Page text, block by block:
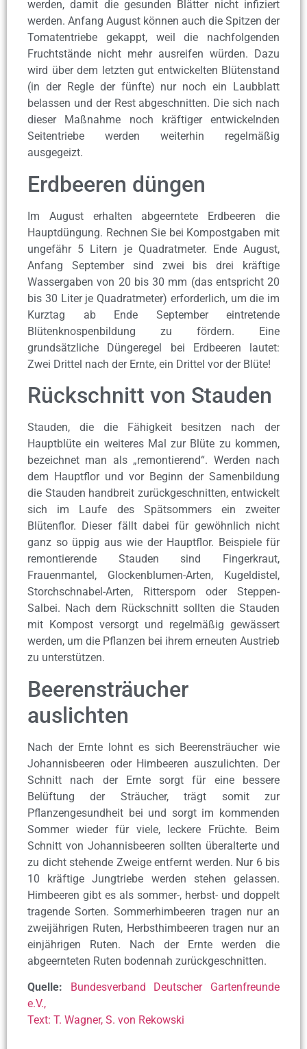
werden, damit die gesunden Blätter nicht infiziert
werden. Anfang August können auch die Spitzen der
Tomatentriebe gekappt, weil die nachfolgenden
Fruchtstände nicht mehr ausreifen würden. Dazu
wird über dem letzten gut entwickelten Blütenstand
(in der Regle der fünfte) nur noch ein Laubblatt
belassen und der Rest abgeschnitten. Die sich nach
dieser Maßnahme noch kräftiger entwickelnden
Seitentriebe werden weiterhin regelmäßig
ausgegeizt.
Erdbeeren düngen
Im August erhalten abgeerntete Erdbeeren die
Hauptdüngung. Rechnen Sie bei Kompostgaben mit
ungefähr 5 Litern je Quadratmeter. Ende August,
Anfang September sind zwei bis drei kräftige
Wassergaben von 20 bis 30 mm (das entspricht 20
bis 30 Liter je Quadratmeter) erforderlich, um die im
Kurztag ab Ende September eintretende
Blütenknospenbildung zu fördern. Eine
grundsätzliche Düngeregel bei Erdbeeren lautet:
Zwei Drittel nach der Ernte, ein Drittel vor der Blüte!
Rückschnitt von Stauden
Stauden, die die Fähigkeit besitzen nach der
Hauptblüte ein weiteres Mal zur Blüte zu kommen,
bezeichnet man als „remontierend“. Werden nach
dem Hauptflor und vor Beginn der Samenbildung
die Stauden handbreit zurückgeschnitten, entwickelt
sich im Laufe des Spätsommers ein zweiter
Blütenflor. Dieser fällt dabei für gewöhnlich nicht
ganz so üppig aus wie der Hauptflor. Beispiele für
remontierende Stauden sind Fingerkraut,
Frauenmantel, Glockenblumen-Arten, Kugeldistel,
Storchschnabel-Arten, Rittersporn oder Steppen-
Salbei. Nach dem Rückschnitt sollten die Stauden
mit Kompost versorgt und regelmäßig gewässert
werden, um die Pflanzen bei ihrem erneuten Austrieb
zu unterstützen.
Beerensträucher
auslichten
Nach der Ernte lohnt es sich Beerensträucher wie
Johannisbeeren oder Himbeeren auszulichten. Der
Schnitt nach der Ernte sorgt für eine bessere
Belüftung der Sträucher, trägt somit zur
Pflanzengesundheit bei und sorgt im kommenden
Sommer wieder für viele, leckere Früchte. Beim
Schnitt von Johannisbeeren sollten überalterte und
zu dicht stehende Zweige entfernt werden. Nur 6 bis
10 kräftige Jungtriebe werden stehen gelassen.
Himbeeren gibt es als sommer-, herbst- und doppelt
tragende Sorten. Sommerhimbeeren tragen nur an
zweijährigen Ruten, Herbsthimbeeren tragen nur an
einjährigen Ruten. Nach der Ernte werden die
abgeernteten Ruten bodennah zurückgeschnitten.
Quelle:
Bundesverband Deutscher Gartenfreunde
e.V.,
Text: T. Wagner, S. von Rekowski